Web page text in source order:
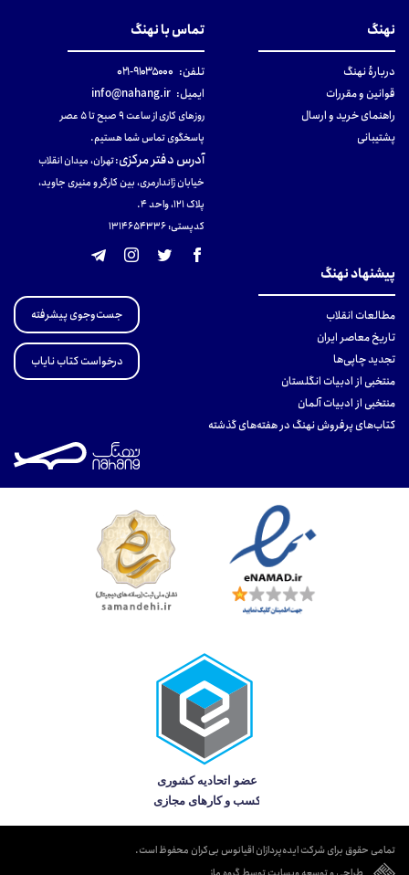
نهنگ
دربارهٔ نهنگ
قوانین و مقررات
راهنمای خرید و ارسال
پشتیبانی
تماس با نهنگ
تلفن: ۹۱۰۳۵۰۰۰-۰۲۱
ایمیل: info@nahang.ir
روزهای کاری از ساعت ۹ صبح تا ۵ عصر
پاسخگوی تماس شما هستیم.
آدرس دفتر مرکزی:تهران، میدان انقلاب
خیابان ژاندارمری، بین کارگر و منیری جاوید،
پلاک 121، واحد ۴.
کدپستی: 131465433۶
پیشنهاد نهنگ
مطالعات انقلاب
تاریخ معاصر ایران
تجدید چاپی‌ها
منتخبی از ادبیات انگلستان
منتخبی از ادبیات آلمان
کتاب‌های پرفروش نهنگ در هفته‌های گذشته
جست‌وجوی پیشرفته
درخواست کتاب نایاب
تمامی حقوق برای شرکت ایده‌پردازان اقیانوس بی‌کران محفوظ است.